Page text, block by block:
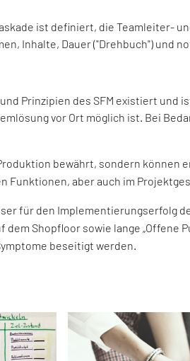
ist definiert, die Teamleiter-
Inhalte, Dauer ("Drehbuch") und
Prinzipien des SFM existiert und
vor Ort möglich ist. Bei
bewährt, sondern können
Funktionen, aber auch im
für den Implementierungserfolg
Shopfloor sowie lange „Offene
beseitigt werden.